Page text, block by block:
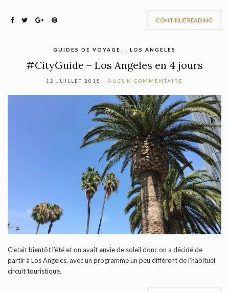
CONTINUE READING
GUIDES DE VOYAGE LOS ANGELES
#CityGuide – Los Angeles en 4 jours
12 JUILLET 2018 AUCUN COMMENTAIRE
C’etait bientôt l’été et on avait envie de soleil donc on a décidé de
partir à Los Angeles, avec un programme un peu différent de l’habituel
circuit touristique.